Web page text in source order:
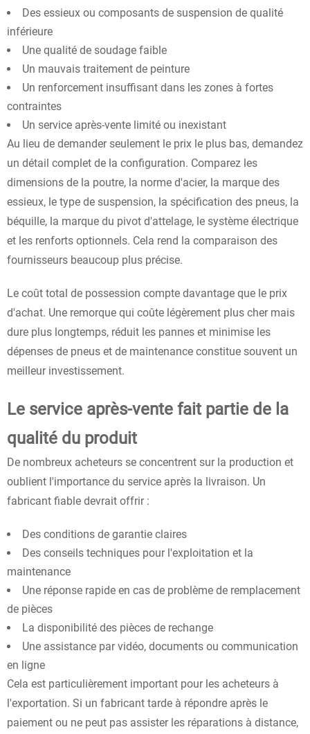
Des essieux ou composants de suspension de qualité
inférieure
Une qualité de soudage faible
Un mauvais traitement de peinture
Un renforcement insuffisant dans les zones à fortes
contraintes
Un service après-vente limité ou inexistant
Au lieu de demander seulement le prix le plus bas, demandez
un détail complet de la configuration. Comparez les
dimensions de la poutre, la norme d'acier, la marque des
essieux, le type de suspension, la spécification des pneus, la
béquille, la marque du pivot d'attelage, le système électrique
et les renforts optionnels. Cela rend la comparaison des
fournisseurs beaucoup plus précise.
Le coût total de possession compte davantage que le prix
d'achat. Une remorque qui coûte légèrement plus cher mais
dure plus longtemps, réduit les pannes et minimise les
dépenses de pneus et de maintenance constitue souvent un
meilleur investissement.
Le service après-vente fait partie de la
qualité du produit
De nombreux acheteurs se concentrent sur la production et
oublient l'importance du service après la livraison. Un
fabricant fiable devrait offrir :
Des conditions de garantie claires
Des conseils techniques pour l'exploitation et la
maintenance
Une réponse rapide en cas de problème de remplacement
de pièces
La disponibilité des pièces de rechange
Une assistance par vidéo, documents ou communication
en ligne
Cela est particulièrement important pour les acheteurs à
l'exportation. Si un fabricant tarde à répondre après le
paiement ou ne peut pas assister les réparations à distance,